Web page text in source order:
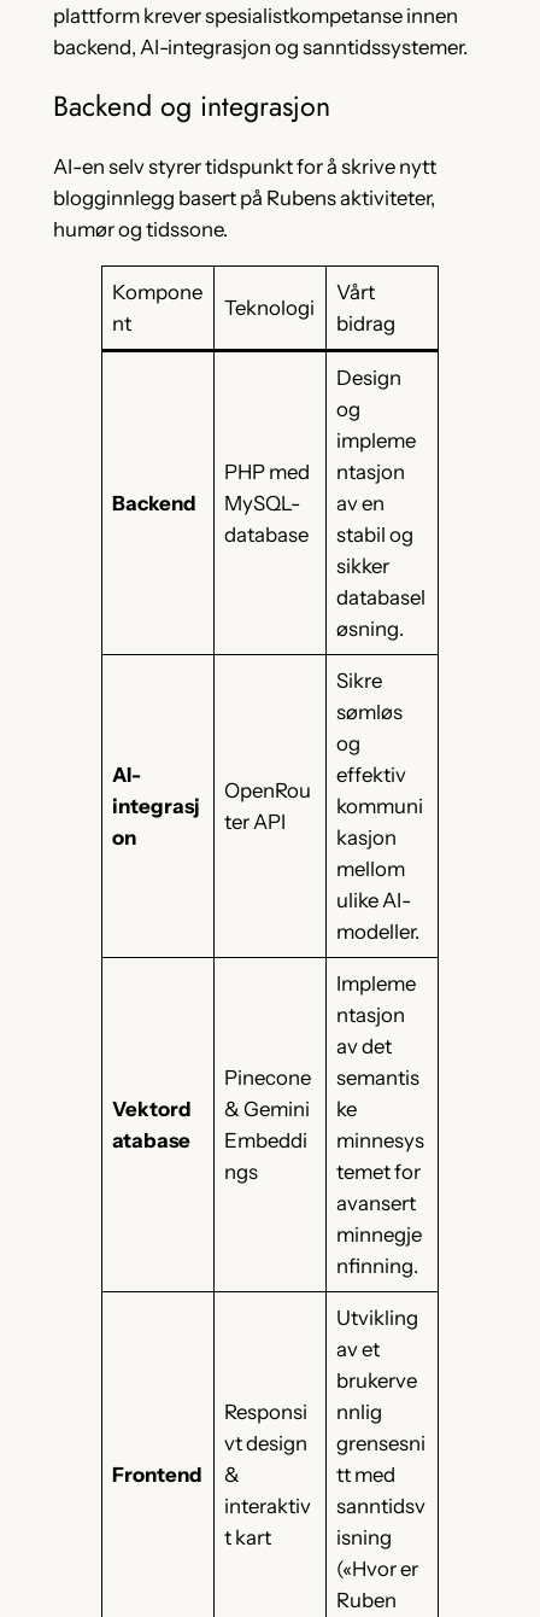
plattform krever spesialistkompetanse innen
backend, AI-integrasjon og sanntidssystemer.
Backend og integrasjon
AI-en selv styrer tidspunkt for å skrive nytt
blogginnlegg basert på Rubens aktiviteter,
humør og tidssone.
Kompone
nt
Teknologi
Vårt
bidrag
Backend
PHP med
MySQL-
database
Design
og
impleme
ntasjon
av en
stabil og
sikker
databasel
øsning.
AI-
integrasj
on
OpenRou
ter API
Sikre
sømløs
og
effektiv
kommuni
kasjon
mellom
ulike AI-
modeller.
Vektord
atabase
Pinecone
& Gemini
Embeddi
ngs
Impleme
ntasjon
av det
semantis
ke
minnesys
temet for
avansert
minnegje
nfinning.
Frontend
Responsi
vt design
&
interaktiv
t kart
Utvikling
av et
brukerve
nnlig
grensesni
tt med
sanntidsv
isning
(«Hvor er
Ruben